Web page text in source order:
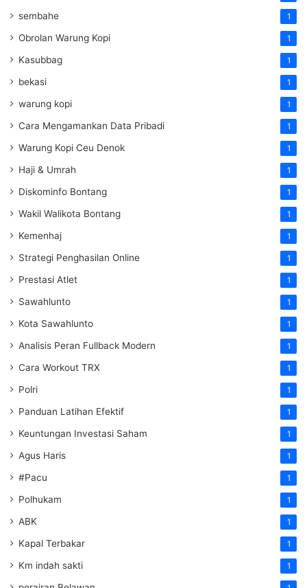
sembahe 1
Obrolan Warung Kopi 1
Kasubbag 1
bekasi 1
warung kopi 1
Cara Mengamankan Data Pribadi 1
Warung Kopi Ceu Denok 1
Haji & Umrah 1
Diskominfo Bontang 1
Wakil Walikota Bontang 1
Kemenhaj 1
Strategi Penghasilan Online 1
Prestasi Atlet 1
Sawahlunto 1
Kota Sawahlunto 1
Analisis Peran Fullback Modern 1
Cara Workout TRX 1
Polri 1
Panduan Latihan Efektif 1
Keuntungan Investasi Saham 1
Agus Haris 1
#Pacu 1
Polhukam 1
ABK 1
Kapal Terbakar 1
Km indah sakti 1